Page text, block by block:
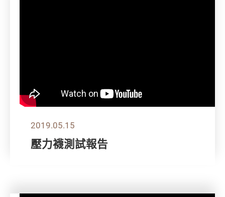
2019.05.15
壓力襪測試報告